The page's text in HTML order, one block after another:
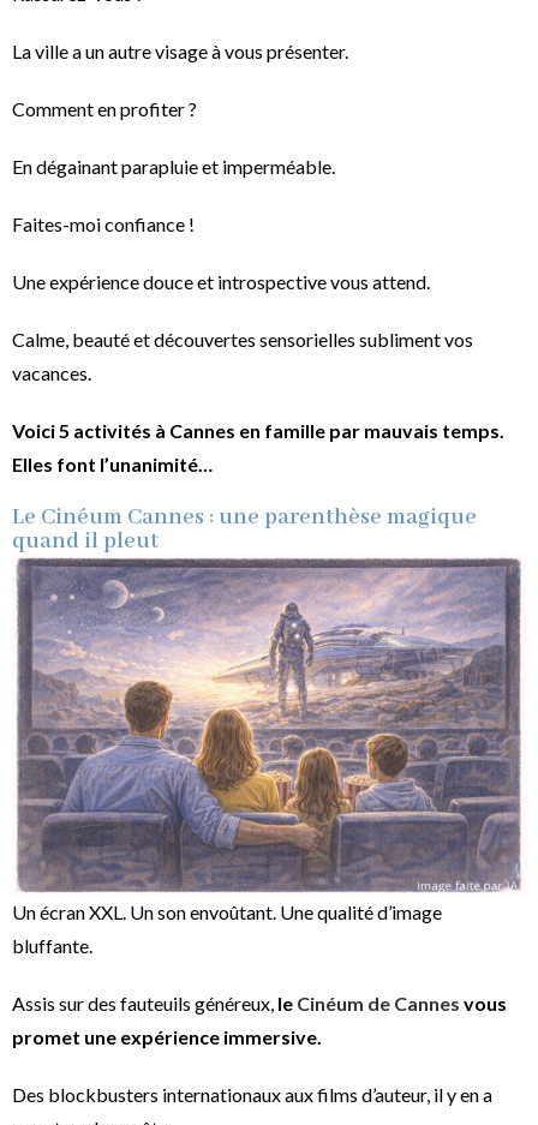
La ville a un autre visage à vous présenter.
Comment en profiter ?
En dégainant parapluie et imperméable.
Faites-moi confiance !
Une expérience douce et introspective vous attend.
Calme, beauté et découvertes sensorielles subliment vos
vacances.
Voici 5 activités à Cannes en famille par mauvais temps.
Elles font l’unanimité…
Le Cinéum Cannes : une parenthèse magique
quand il pleut
Un écran XXL. Un son envoûtant. Une qualité d’image
bluffante.
Assis sur des fauteuils généreux, le Cinéum de Cannes vous
promet une expérience immersive.
Des blockbusters internationaux aux films d’auteur, il y en a